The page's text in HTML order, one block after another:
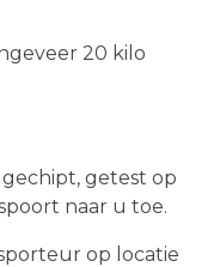
20 kilo
getest op
naar u toe.
op locatie